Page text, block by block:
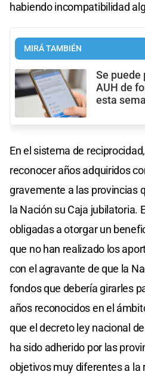
habiendo incompatibilidad
MIRÁ TAMBIÉN
Se puede
AUH de
esta
En el sistema de
reconocer años adquiridos
gravemente a las provincias
la Nación su Caja jubilatoria.
obligadas a otorgar un
que no han realizado los
con el agravante de que la
fondos que debería girarles
años reconocidos en el
que el decreto ley nacional
ha sido adherido por las
objetivos muy diferentes a la